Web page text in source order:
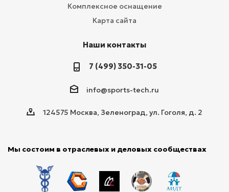
Комплексное оснащение
Карта сайта
Наши контакты
7 (499) 350-31-05
info@sports-tech.ru
124575 Москва, Зеленоград, ул. Гоголя, д. 2
Мы состоим в отраслевых и деловых сообществах